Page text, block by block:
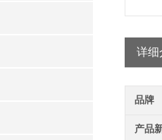
详细
品牌
产品